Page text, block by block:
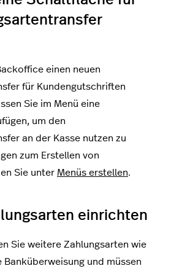
einen neuen
für Kundengutschriften
Sie im Menü eine
um den
an der Kasse nutzen zu
zum Erstellen von
Sie unter Menüs erstellen.
einrichten
Sie weitere Zahlungsarten wie
Banküberweisung und müssen